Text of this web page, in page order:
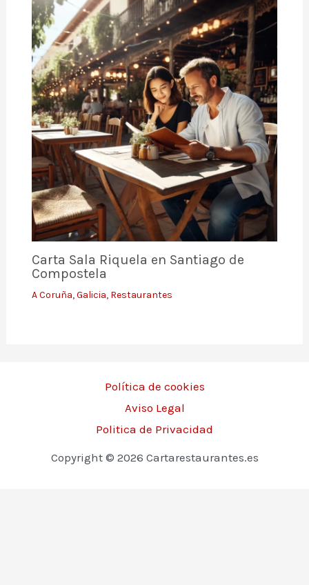
Carta Sala Riquela en Santiago de
Compostela
A Coruña,Galicia, Restaurantes
Política de cookies
Aviso Legal
Politica de Privacidad
Copyright © 2026 Cartarestaurantes.es